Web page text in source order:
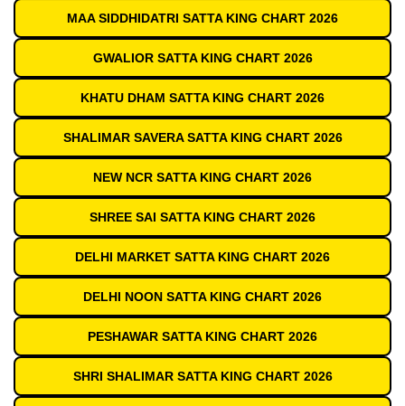
MAA SIDDHIDATRI SATTA KING CHART 2026
GWALIOR SATTA KING CHART 2026
KHATU DHAM SATTA KING CHART 2026
SHALIMAR SAVERA SATTA KING CHART 2026
NEW NCR SATTA KING CHART 2026
SHREE SAI SATTA KING CHART 2026
DELHI MARKET SATTA KING CHART 2026
DELHI NOON SATTA KING CHART 2026
PESHAWAR SATTA KING CHART 2026
SHRI SHALIMAR SATTA KING CHART 2026